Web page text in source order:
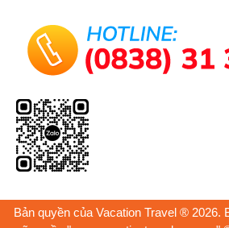
Bản quyền của Vacation Travel ® 2026.